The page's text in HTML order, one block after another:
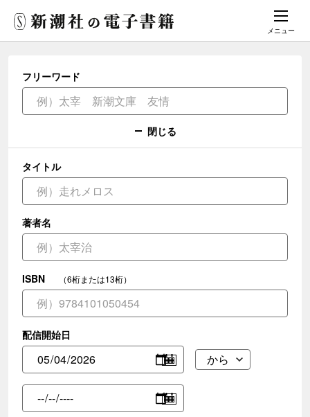
メニュー
フリーワード
閉じる
タイトル
著者名
ISBN （6桁または13桁）
配信開始日